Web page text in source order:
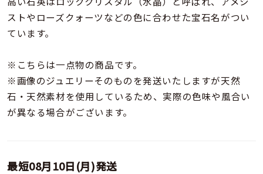
在庫
ストやローズクォーツなどの色に合わせた宝石名がつい
ています。
※こちらは一点物の商品です。
※画像のジュエリーそのものを発送いたしますが天然
石・天然素材を使用しているため、実際の色味や風合い
が異なる場合がございます。
最短08月10日(月)発送